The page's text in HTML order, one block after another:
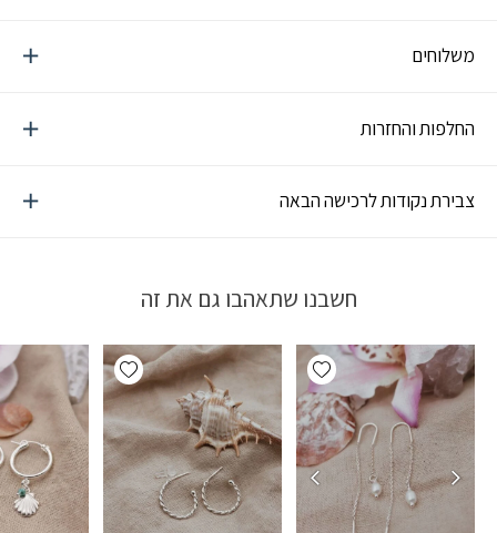
משלוחים
החלפות והחזרות
צבירת נקודות לרכישה הבאה
חשבנו שתאהבו גם את זה
Add wishlist
Add wishlist